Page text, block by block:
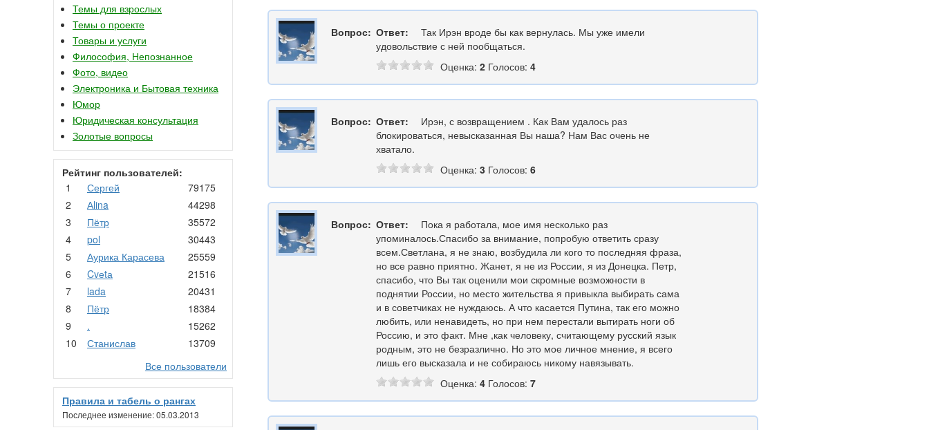
Темы для взрослых
Темы о проекте
Товары и услуги
Философия, Непознанное
Фото, видео
Электроника и Бытовая техника
Юмор
Юридическая консультация
Золотые вопросы
Рейтинг пользователей:
1
Сергей
79175
2
Аlina
44298
3
Пётр
35572
4
pol
30443
5
Аурика Карасева
25559
6
Cvеtа
21516
7
lada
20431
8
Пётр
18384
9
.
15262
10
Станислав
13709
Все пользователи
Правила и табель о рангах
Последнее изменение: 05.03.2013
Вопрос: Ответ:
Так Ирэн вроде бы как вернулась. Мы уже имели
удовольствие с ней пообщаться.
Оценка: 2 Голосов: 4
Вопрос: Ответ:
Ирэн, с возвращением . Как Вам удалось раз
блокироваться, невысказанная Вы наша? Нам Вас очень не
хватало.
Оценка: 3 Голосов: 6
Вопрос: Ответ:
Пока я работала, мое имя несколько раз
упоминалось.Спасибо за внимание, попробую ответить сразу
всем.Светлана, я не знаю, возбудила ли кого то последняя фраза,
но все равно приятно. Жанет, я не из России, я из Донецка. Петр,
спасибо, что Вы так оценили мои скромные возможности в
поднятии России, но место жительства я привыкла выбирать сама
и в советчиках не нуждаюсь. А что касается Путина, так его можно
любить, или ненавидеть, но при нем перестали вытирать ноги об
Россию, и это факт. Мне ,как человеку, считающему русский язык
родным, это не безразлично. Но это мое личное мнение, я всего
лишь его высказала и не собираюсь никому навязывать.
Оценка: 4 Голосов: 7